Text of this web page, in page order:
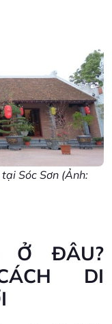
Sóc Sơn (Ảnh:
Ở ĐÂU?
DI